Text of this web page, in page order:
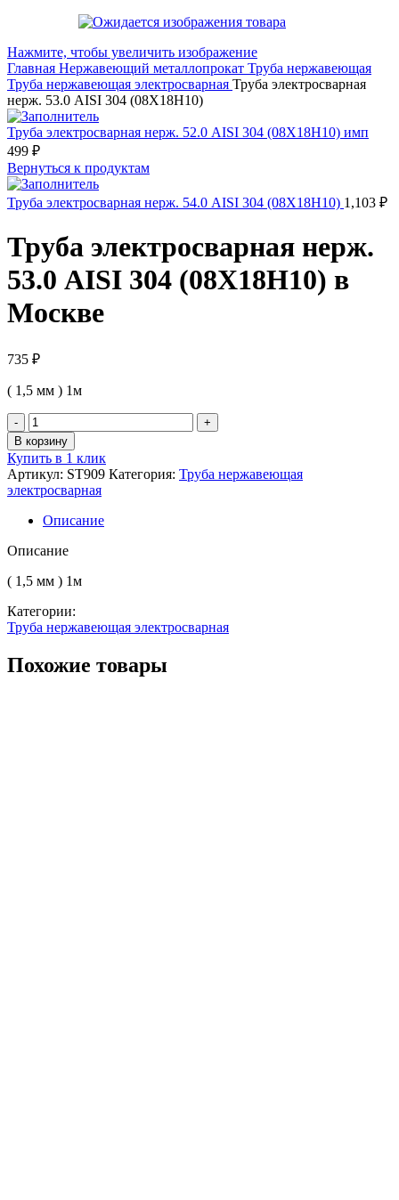
Нажмите, чтобы увеличить изображение
Главная Нержавеющий металлопрокат Труба нержавеющая
Труба нержавеющая электросварная Труба электросварная
нерж. 53.0 AISI 304 (08Х18Н10)
Труба электросварная нерж. 52.0 AISI 304 (08Х18Н10) имп
499 ₽
Вернуться к продуктам
Труба электросварная нерж. 54.0 AISI 304 (08Х18Н10) 1,103 ₽
Труба электросварная нерж.
53.0 AISI 304 (08Х18Н10) в
Москве
735 ₽
( 1,5 мм ) 1м
Количество
товара
Труба
электросварная
нерж.
53.0
AISI
304
(08Х18Н10)
В корзину
Купить в 1 клик
Артикул: ST909 Категория: Труба нержавеющая
электросварная
Описание
Описание
( 1,5 мм ) 1м
Категории:
Труба нержавеющая электросварная
Похожие товары